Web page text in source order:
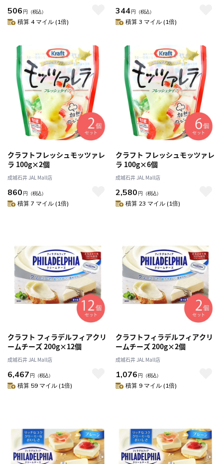
506 円 （税込）
積算 4 マイル (1倍)
344円 （税込）
積算 3 マイル (1倍)
クラフトフレッシュモッツァレ
ラ 100g×2個
成城石井 JAL Mall店
860 円 （税込）
積算 7 マイル (1倍)
クラフト フレッシュモッツァレ
ラ 100g×6個
成城石井 JAL Mall店
2,580 円 （税込）
積算 23 マイル (1倍)
クラフト フィラデルフィアクリ
ームチーズ 200g×12個
成城石井 JAL Mall店
6,467 円 （税込）
積算 59 マイル (1倍)
クラフトフィラデルフィアクリ
ームチーズ 200g×2個
成城石井 JAL Mall店
1,076 円 （税込）
積算 9 マイル (1倍)